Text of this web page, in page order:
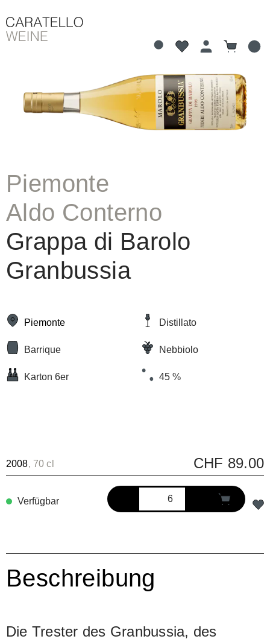
Bildergalerie überspringen
Piemonte
Aldo Conterno
Grappa di Barolo
Granbussia
Piemonte Distillato
Barrique Nebbiolo
Karton 6er 45 %
2008, 70 cl CHF 89.00
Verfügbar
Beschreibung
Die Trester des Granbussia, des